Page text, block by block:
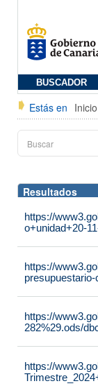
BUSCADOR
Estás en Inicio
Resultados
https://
o+unidad+20-
https://
https://
282%29.ods/
https://